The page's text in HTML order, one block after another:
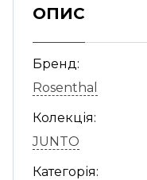
ОПИС
Бренд:
Rosenthal
Колекція:
JUNTO
Категорія: